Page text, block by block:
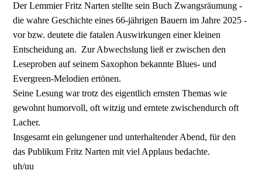
Der Lemmier Fritz Narten stellte sein Buch Zwangsräumung -
die wahre Geschichte eines 66-jährigen Bauern im Jahre 2025 -
vor bzw. deutete die fatalen Auswirkungen einer kleinen
Entscheidung an. Zur Abwechslung ließ er zwischen den
Leseproben auf seinem Saxophon bekannte Blues- und
Evergreen-Melodien ertönen.
Seine Lesung war trotz des eigentlich ernsten Themas wie
gewohnt humorvoll, oft witzig und erntete zwischendurch oft
Lacher.
Insgesamt ein gelungener und unterhaltender Abend, für den
das Publikum Fritz Narten mit viel Applaus bedachte.
uh/uu